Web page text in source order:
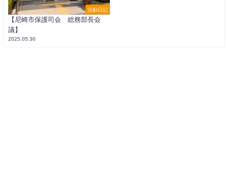
活動日記
【尼崎市保護司会 総務部長会
議】
2025.05.30